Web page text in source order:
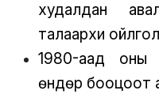
худалдан
талаархи
1980-аад оны
өндөр бооцоот